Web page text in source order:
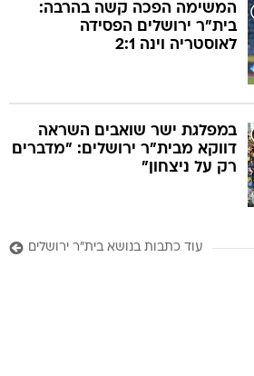
המשימה הפכה קשה בהרבה:
בית"ר ירושלים הפסידה
לאוסטריה וינה 2:1
במפלגת ישר שואבים השראה
דווקא מבית"ר ירושלים: "מדברים
רק על ניצחון"
עוד כתבות בנושא בית"ר ירושלים